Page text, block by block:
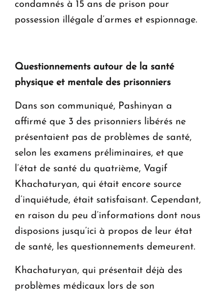
condamnés à 15 ans de prison pour
possession illégale d’armes et espionnage.
Questionnements autour de la santé
physique et mentale des prisonniers
Dans son communiqué, Pashinyan a
affirmé que 3 des prisonniers libérés ne
présentaient pas de problèmes de santé,
selon les examens préliminaires, et que
l’état de santé du quatrième, Vagif
Khachaturyan, qui était encore source
d’inquiétude, était satisfaisant. Cependant,
en raison du peu d’informations dont nous
disposions jusqu’ici à propos de leur état
de santé, les questionnements demeurent.
Khachaturyan, qui présentait déjà des
problèmes médicaux lors de son